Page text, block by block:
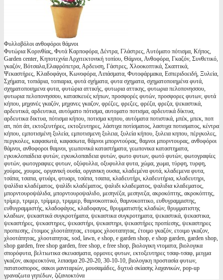
Φυλλοβόλοι ανθοφόροι θάμνοι
Φυτώρια Κορινθίας, Φυτά Καρποφόρα, Δέντρα, Γλάστρες, Αυτόματο πότισμα, Κήπος,
Garden center, Κηποτεχνία Αρχιτεκτονική τοπίου, Θάμνοι, Ανθοφόρα, Γκαζόν, Συνθετικό,
γκαζόν, Βότσαλα,Ελαφρόπετρα, Αρδευση, Γάστρες, Χλοοκοπτικά, Σκαπτικά,
Ψεκαστήρες, Κλαδοφάγοι, Κωνοφόρα, Λιπάσματα, Φυτοφάρμακα, Εσπεριδοειδή, Ξυλεία,
Σχήματα, τοπιάρια, τοπιαρια, φυτά σχήματα, φυτα σχηματα, σχηματοποιημένα φυτά,
σχηματοποιημενα φυτα, φυτώρια αττικής, φυτωρια αττικης, φυτωρια πελοπονησσου,
φυτωρια πελοπονησσου, κατασκευές κήπων, προσφορές φυτών, προσφορες φυτων, φυτά
κήπου, μηχανές γκαζόν, μηχανες γκαζον, φρέζες, φρεζες, φρέζα, φρεζα, ψεκαστικά,
αρδευτικά, αρδευτικα, αυτόματο πότισμα, αυτοματο ποτισμα, αρδευτικά δίκτυα,
αρδευτικα δικτυα, πότισμα κήπου, ποτισμα κηπου, αυτόματα ποτιστικά, μπέκ, μπεκ, ποπ
απ, πόπ άπ, εκτοξευτήρες, εκτοξευτηρες, λάστιχα ποτίσματος, λαστιχα ποτισματος, κέντρα
κήπου, εμποτισμένη ξυλεία, εμποτισμενη ξυλεια, ξυλεία κήπου, ξυλεια κηπου, πέργκολες,
περγκολες, καφασωτά, καφασωτα, θάμνοι μπορντούρας, θαμνοι μπορντουρας, ανθοφόροι
θάμνοι, ανθοφοροι θαμνοι, γεωπονικά καταστήματα, γεωπονικα καταστηματα,
εγκυκλοπαίδεια φυτών, εγκυκλοπαιδεια φυτών, φωτο φυτων, φωτό φυτών, φωτογραφίες
φυτών, φωτογραφιες φυτων, οξύφυλλα, οξυφυλλα φυτα, χώμα, χωμα, τύρφη, τυρφη,
χούμος, χουμος, οργανική ουσία, οργανικη ουσια, κλαδεμένα φυτά, κλαδεμενα φυτα,
τσάπα, τσαπα, φτυάρι, φτυαρι, τσάπα, τσαπα, κλαδευτήρι, κλαδευτήρια, κλαδευτηρι,
ψαλίδια κλαδέματος, ψαλίδι κλαδέματος, ψαλιδι κλαδεματος, ψαλιδια κλαδεματος,
μπορντουροψάλιδα, μπορντουροψαλιδο, μεσηνέζα, μεσηνεζα, ακροκόπτης, ακροκόπτης,
τρίμερ, τριμερ, τρίμμερ, τριμμερ, θαμνοκοπτικό, θαμνοκοπτικο, ευθυγραμμιστης,
ευθυγραμμιστής, κλαδοφάγος, κλαδοφαγος, θρυμματιστής κλαδιών, θρυμματιστης
κλαδιων, ψεκαστικά συγκροτήματα, ψεκαστικα συγκροτηματα, ψεκαστικά, ψεκαστικα,
ψεκαστήρες, ψεκαστηρες, ψεκαστήρι, ψεκαστηρι, ψεκαστήρες προπίεσης, ψεκαστηρες
προπιεσης, έτοιμος χλοοτάπητας, ετοιμος χλοοταπητας, έτοιμο γκαζόν, ετοιμο γκαζον,
χλοοτάπητας, χλοοταπητας, sod, lawn, e shop, e garden shop, e shop garden, garden shop,
shop garden, free shop garden, free shop, e free shop, βιολογικη ντοματα, βιολογικα
σπορόφυτα, βελτιωτικα σκευασματα, ορμονες φυτων, εκτοξευτηρες τσαφ-τσαφ, μειγμα
γκαζον, ακαρεοκτόνα, λιπασμα 20-20-20, 30-10-10, βιολογικη προστασία φυτων,
πατατοσπορος, σακοι μανιταριών, μουσαμάδες, διχτυά σκίασης λαχανικών, pop-up
γραναζωτα γηπέδων, ζιζανιοκτόνα